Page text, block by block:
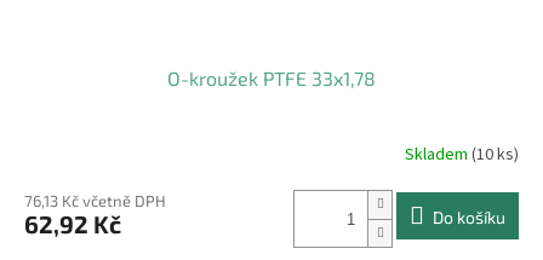
O-kroužek PTFE 33x1,78
Skladem (10 ks)
76,13 Kč včetně DPH
62,92 Kč Do košíku